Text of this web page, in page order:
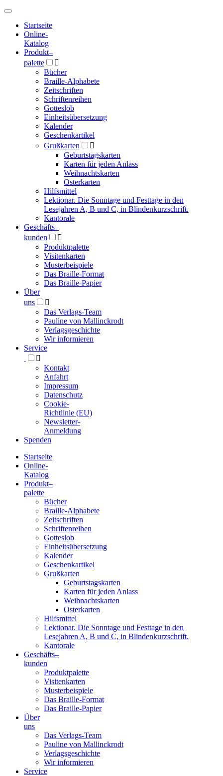
Hauptmenü
Hauptmenü
Startseite
Online-
Katalog
Produkt–
palette

Bücher
Braille-Alphabete
Zeitschriften
Schriftenreihen
Gotteslob
Einheitsübersetzung
Kalender
Geschenkartikel
Grußkarten

Geburtstagskarten
Karten für jeden Anlass
Weihnachtskarten
Osterkarten
Hilfsmittel
Lektionar. Die Sonntage und Festtage in den
Lesejahren A, B und C, in Blindenkurzschrift.
Kantorale
Geschäfts­–
kunden

Produktpalette
Visitenkarten
Musterbeispiele
Das Braille-Format
Das Braille-Papier
Über
uns

Das Verlags-Team
Pauline von Mallinckrodt
Verlagsgeschichte
Wir informieren
Service

Kontakt
Anfahrt
Impressum
Datenschutz
Cookie-
Richtlinie (EU)
Newsletter-
Anmeldung
Spenden
Blindenschrift-
Verlag
Druckerei
gGmbH
Startseite
Online-
Katalog
Produkt–
palette
Bücher
Braille-Alphabete
Zeitschriften
Schriftenreihen
Gotteslob
Einheitsübersetzung
Kalender
Geschenkartikel
Grußkarten
Geburtstagskarten
Karten für jeden Anlass
Weihnachtskarten
Osterkarten
Hilfsmittel
Lektionar. Die Sonntage und Festtage in den
Lesejahren A, B und C, in Blindenkurzschrift.
Kantorale
Geschäfts­–
kunden
Produktpalette
Visitenkarten
Musterbeispiele
Das Braille-Format
Das Braille-Papier
Über
uns
Das Verlags-Team
Pauline von Mallinckrodt
Verlagsgeschichte
Wir informieren
Service